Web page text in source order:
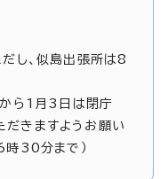
し、似島出張所は8
ら1月3日は閉庁
だきますようお願い
時30分まで）